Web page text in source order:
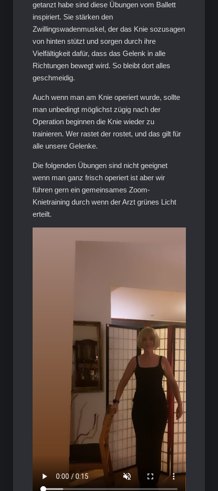
getanzt habe sind diese Übungen vom Ballett
inspiriert. Sie stärken den
Zwillingswadenmuskel, der das Knie sozusagen
von hinten stützt und sorgen durch ihre
Vielfältigkeit dafür, dass das Gelenk in alle
Richtungen bewegt wird. So bleibt dort alles
geschmeidig.
Auch wenn man am Knie operiert wurde, sollte
man unbedingt möglichst zügig nach der
Operation beginnen die Knie wieder zu
trainieren. Wer rastet der rostet, und das gilt für
alle unsere Gelenke.
Die folgenden Übungen sind nicht geeignet
wenn man ganz frisch operiert ist aber wir
führen gern ein gemeinsames Zoom-
Knietraining durch wenn der Arzt grünes Licht
erteilt.